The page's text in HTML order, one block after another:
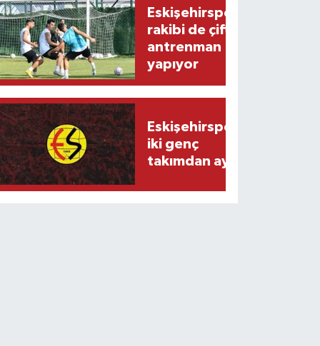
Eskişehirspor'un
rakibi de çift
antrenman
yapıyor
Eskişehirspor'da
iki genç
takımdan ayrıldı